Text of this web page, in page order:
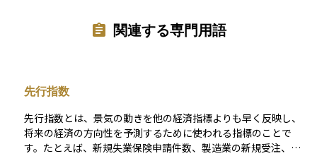
関連する専門用語
先行指数
先行指数とは、景気の動きを他の経済指標よりも早く反映し、
将来の経済の方向性を予測するために使われる指標のことで
す。たとえば、新規失業保険申請件数、製造業の新規受注、株